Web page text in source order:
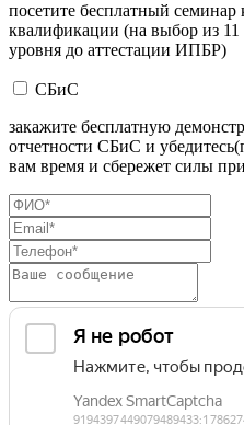
посетите бесплатный
квалификации (на выбор из
уровня до аттестации ИПБР)
СБиС
закажите бесплатную
отчетности СБиС и
вам время и сбережет силы